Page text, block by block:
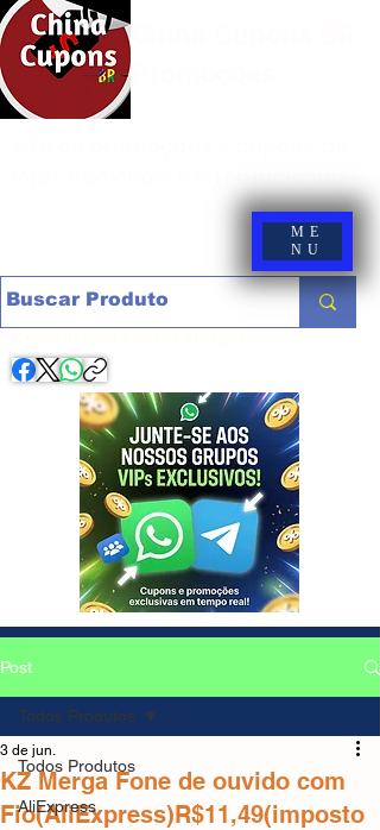
ME
NU
Post
Todos Produtos
AliExpress
Todos Produtos
KZ Merga Fone de ouvido com
Fio(AliExpress)R$11,49(imposto
3 de jun.